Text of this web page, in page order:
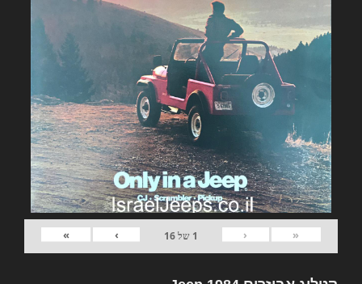
«
‹
1 של16
›
»